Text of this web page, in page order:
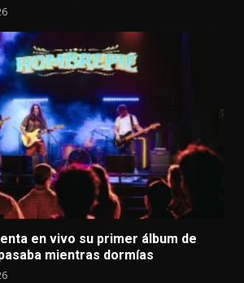
en vivo su primer álbum de
mientras dormías